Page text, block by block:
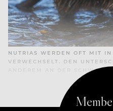
NUTRIAS WERDEN OFT MIT
VERWECHSELT. DEN
ANDEREM AN DER